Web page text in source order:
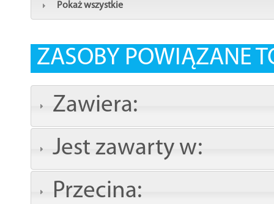
Pokaż wszystkie
ZASOBY POWIĄZANE
Zawiera:
Jest zawarty w:
Przecina: